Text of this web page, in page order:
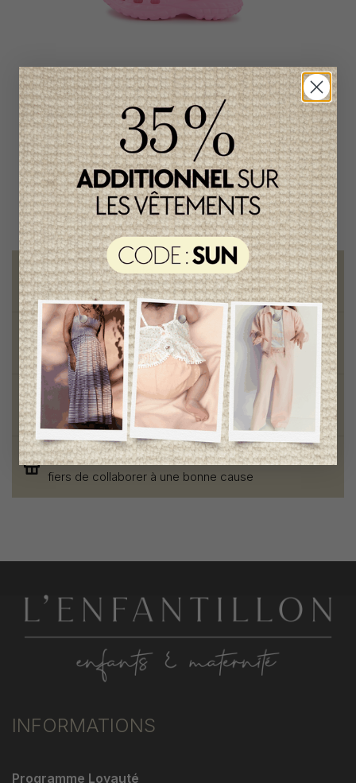
Sabots Billieblush Fille
78,95$CA
Livraison gratuite
sur toute commande de 100 $ et plus
Vêtements chics et tendances
pour mamans et enfants
Style et élégance
qualité remarquable
Fondation des étoiles
fiers de collaborer à une bonne cause
INFORMATIONS
Programme Loyauté